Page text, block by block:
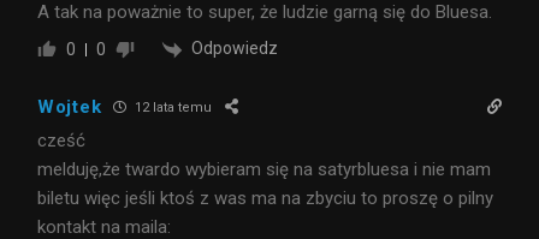
A tak na poważnie to super, że ludzie garną się do Bluesa.
0 0 Odpowiedz
Wojtek 12 lata temu
cześć
melduję,że twardo wybieram się na satyrbluesa i nie mam
biletu więc jeśli ktoś z was ma na zbyciu to proszę o pilny
kontakt na maila: